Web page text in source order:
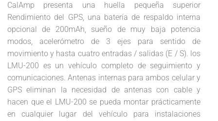
CalAmp presenta una huella pequeña superior
Rendimiento del GPS, una batería de respaldo interna
opcional de 200mAh, sueño de muy baja potencia
modos, acelerómetro de 3 ejes para sentido de
movimiento y hasta cuatro entradas / salidas (E / S). los
LMU-200 es un vehículo completo de seguimiento y
comunicaciones. Antenas internas para ambos celular y
GPS eliminan la necesidad de antenas con cable y
hacen que el LMU-200 se pueda montar prácticamente
en cualquier lugar del vehículo para instalaciones